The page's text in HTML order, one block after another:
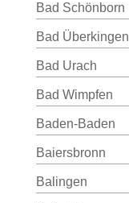
Bad Schönborn
Bad Überkingen
Bad Urach
Bad Wimpfen
Baden-Baden
Baiersbronn
Balingen